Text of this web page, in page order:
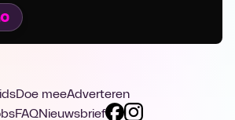
Doe meeAdverteren
FAQNieuwsbrief